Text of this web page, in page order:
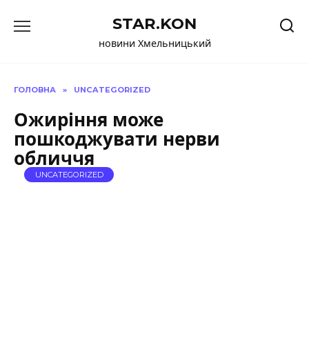
до
STAR.KON
новини Хмельницький
ГОЛОВНА » UNCATEGORIZED
Ожиріння може
пошкоджувати нерви
обличчя
UNCATEGORIZED